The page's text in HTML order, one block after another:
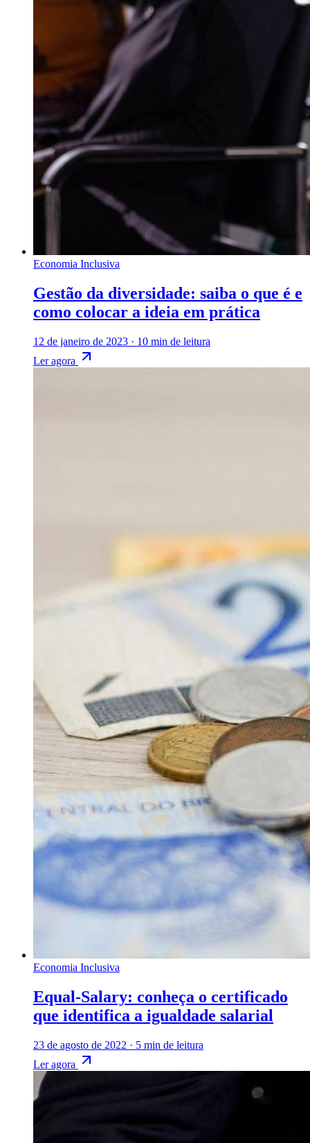
Economia Inclusiva
Gestão da diversidade: saiba o que é e
como colocar a ideia em prática
12 de janeiro de 2023 · 10 min de leitura
Ler agora
Economia Inclusiva
Equal-Salary: conheça o certificado
que identifica a igualdade salarial
23 de agosto de 2022 · 5 min de leitura
Ler agora